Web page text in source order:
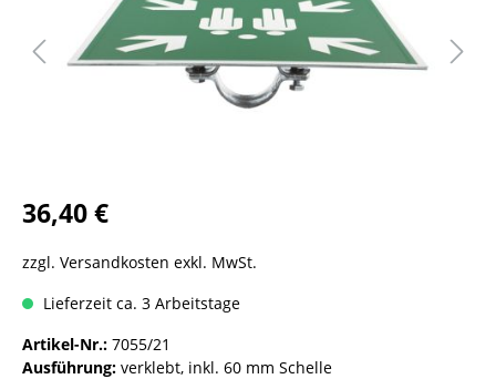
36,40 €
zzgl. Versandkosten exkl. MwSt.
Lieferzeit ca. 3 Arbeitstage
Artikel-Nr.: 7055/21
Ausführung: verklebt, inkl. 60 mm Schelle